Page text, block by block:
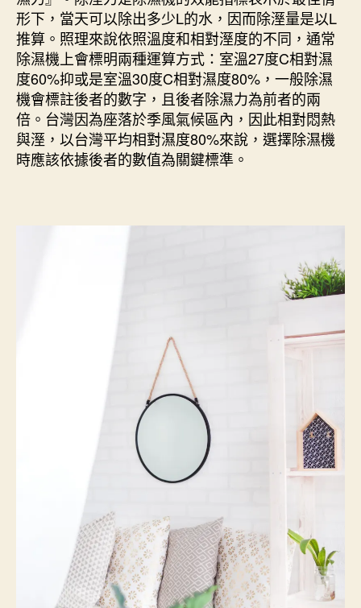
形下，當天可以除出多少L的水，因而除溼量是以L
推算。照理來說依照溫度和相對溼度的不同，通常
除濕機上會標明兩種運算方式：室溫27度C相對濕
度60%抑或是室溫30度C相對濕度80%，一般除濕
機會標註後者的數字，且後者除濕力為前者的兩
倍。台灣因為座落於季風氣候區內，因此相對悶熱
與溼，以台灣平均相對濕度80%來說，選擇除濕機
時應該依據後者的數值為關鍵標準。